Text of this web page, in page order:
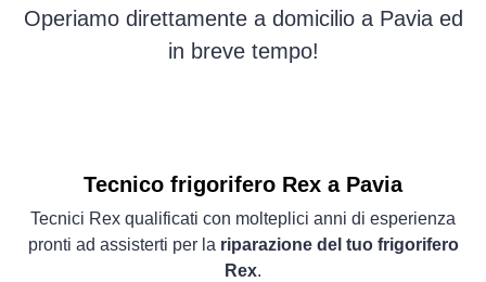
Operiamo direttamente a domicilio a Pavia ed
in breve tempo!
Tecnico frigorifero Rex a Pavia
Tecnici Rex qualificati con molteplici anni di esperienza
pronti ad assisterti per la riparazione del tuo frigorifero
Rex.